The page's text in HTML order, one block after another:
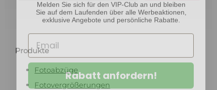
Produkte
Fotoabzüge
Fotovergrößerungen
Sie auf dem Laufenden über alle Werbeaktionen,
exklusive Angebote und persönliche Rabatte.
Rabatt anfordern!